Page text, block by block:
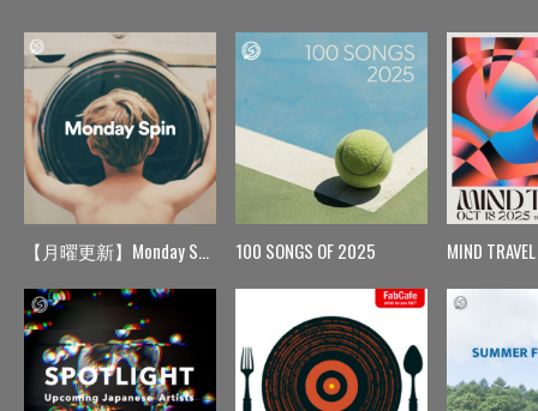
【月曜更新】Monday Spin 100 SONGS OF 2025 MIND TRAVEL